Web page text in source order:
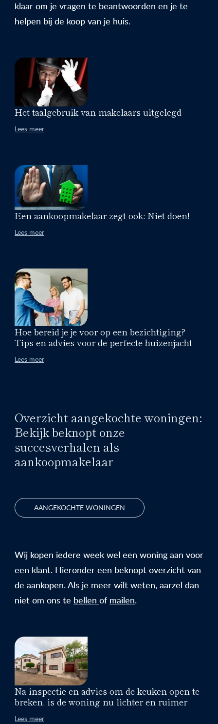
klaar om je vragen te beantwoorden en je te
helpen bij de koop van je huis.
Het taalgebruik van makelaars uitgelegd
Lees meer
Een aankoopmakelaar zegt ook: Niet doen!
Lees meer
Hoe bereid je je voor op een bezichtiging?
Tips en advies voor de perfecte huizenjacht
Lees meer
Overzicht aangekochte woningen:
Bekijk beknopt onze
succesverhalen als
aankoopmakelaar
AANGEKOCHTE WONINGEN
Wij kopen iedere week wel een woning aan voor
een klant. Hieronder een beknopt overzicht van
de aankopen. Als je meer wilt weten, aarzel dan
niet om ons te bellen of mailen.
Na inspectie en advies om de keuken open te
breken, is de woning nu lichter en ruimer
Lees meer